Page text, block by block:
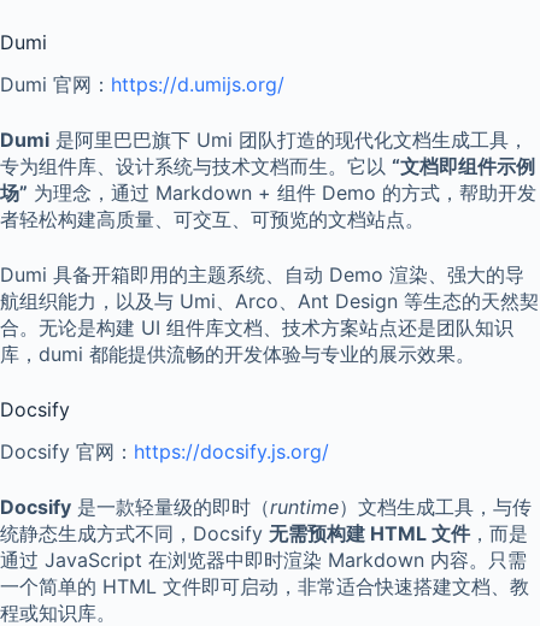
Dumi
Dumi 官网： https://d.umijs.org/
Dumi 是阿里巴巴旗下 Umi 团队打造的现代化文档生成工具，
专为组件库、设计系统与技术文档而生。它以 “文档即组件示例
场” 为理念，通过 Markdown + 组件 Demo 的方式，帮助开发
者轻松构建高质量、可交互、可预览的文档站点。
Dumi 具备开箱即用的主题系统、自动 Demo 渲染、强大的导
航组织能力，以及与 Umi、Arco、Ant Design 等生态的天然契
合。无论是构建 UI 组件库文档、技术方案站点还是团队知识
库，dumi 都能提供流畅的开发体验与专业的展示效果。
Docsify
Docsify 官网： https://docsify.js.org/
Docsify 是一款轻量级的即时（runtime）文档生成工具，与传
统静态生成方式不同，Docsify 无需预构建 HTML 文件，而是
通过 JavaScript 在浏览器中即时渲染 Markdown 内容。只需
一个简单的 HTML 文件即可启动，非常适合快速搭建文档、教
程或知识库。